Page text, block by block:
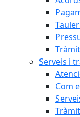
Serveis i
Com